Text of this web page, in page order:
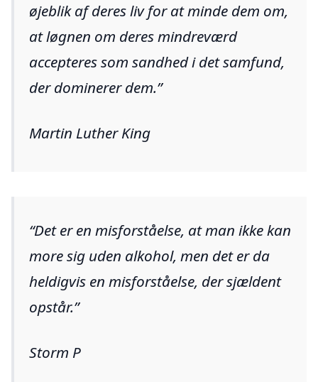
øjeblik af deres liv for at minde dem om,
at løgnen om deres mindreværd
accepteres som sandhed i det samfund,
der dominerer dem.
Martin Luther King
Det er en misforståelse, at man ikke kan
more sig uden alkohol, men det er da
heldigvis en misforståelse, der sjældent
opstår.
Storm P